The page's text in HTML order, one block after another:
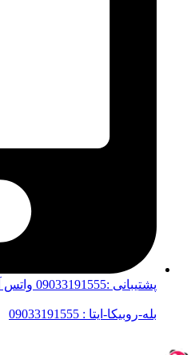
پشتیبانی :09033191555 واتس آپ
بله-روبیکا-ایتا : 09033191555